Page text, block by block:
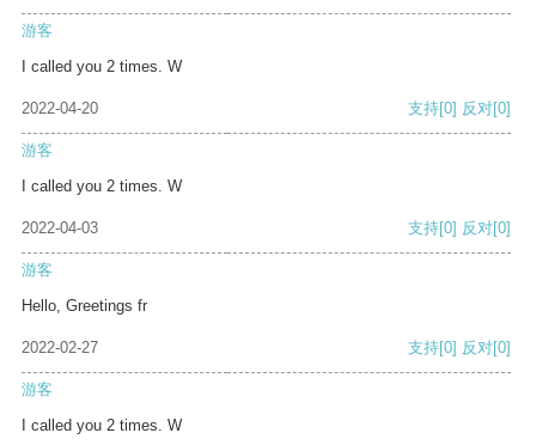
游客
I called you 2 times. W
2022-04-20 支持[0] 反对[0]
游客
I called you 2 times. W
2022-04-03 支持[0] 反对[0]
游客
Hello, Greetings fr
2022-02-27 支持[0] 反对[0]
游客
I called you 2 times. W